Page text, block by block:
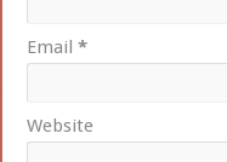
Email*
Website